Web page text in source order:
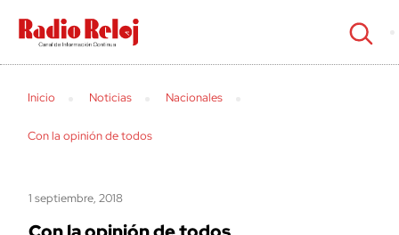
cerrar
Inicio Noticias Nacionales
Con la opinión de todos
1 septiembre, 2018